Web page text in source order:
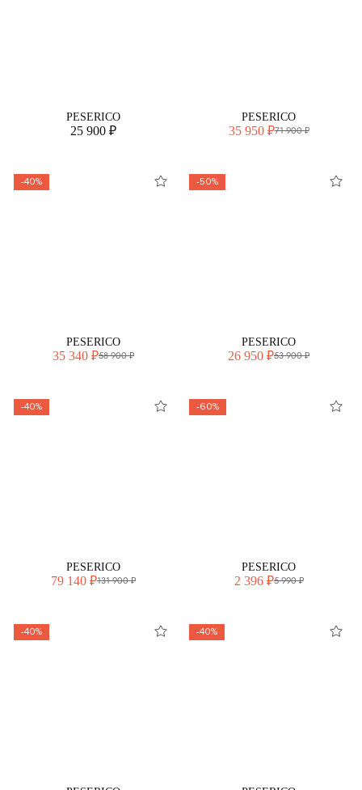
PESERICO
25 900 ₽
PESERICO
35 950 ₽71 900 ₽
-40%
PESERICO
35 340 ₽58 900 ₽
-50%
PESERICO
26 950 ₽53 900 ₽
-40%
PESERICO
79 140 ₽131 900 ₽
-60%
PESERICO
2 396 ₽5 990 ₽
-40% -40%